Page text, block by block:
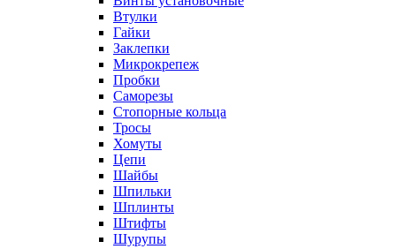
Втулки
Гайки
Заклепки
Микрокрепеж
Пробки
Саморезы
Стопорные кольца
Тросы
Хомуты
Цепи
Шайбы
Шпильки
Шплинты
Штифты
Шурупы